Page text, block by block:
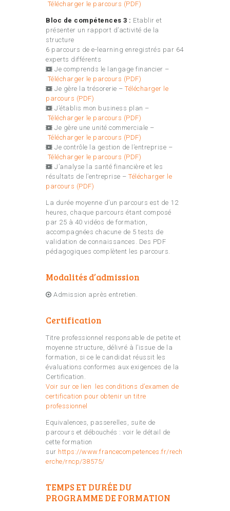
Télécharger le parcours (PDF)
Bloc de compétences 3 : Etablir et
présenter un rapport d’activité de la
structure
6 parcours de e-learning enregistrés par 64
experts différents
Je comprends le langage financier –
Télécharger le parcours (PDF)
Je gère la trésorerie – Télécharger le
parcours (PDF)
J’établis mon business plan –
Télécharger le parcours (PDF)
Je gère une unité commerciale –
Télécharger le parcours (PDF)
Je contrôle la gestion de l’entreprise –
Télécharger le parcours (PDF)
J’analyse la santé financière et les
résultats de l’entreprise – Télécharger le
parcours (PDF)
La durée moyenne d’un parcours est de 12
heures, chaque parcours étant composé
par 25 à 40 vidéos de formation,
accompagnées chacune de 5 tests de
validation de connaissances. Des PDF
pédagogiques complètent les parcours.
Modalités d’admission
Admission après entretien.
Certification
Titre professionnel responsable de petite et
moyenne structure, délivré à l’issue de la
formation, si ce le candidat réussit les
évaluations conformes aux exigences de la
Certification.
Voir sur ce lien les conditions d’examen de
certification pour obtenir un titre
professionnel
Equivalences, passerelles, suite de
parcours et débouchés : voir le détail de
cette formation
sur https://www.francecompetences.fr/rech
erche/rncp/38575/
TEMPS ET DURÉE DU
PROGRAMME DE FORMATION